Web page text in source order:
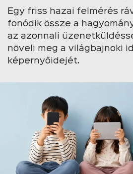
Egy friss hazai felmérés
fonódik össze a
az azonnali
növeli meg a világbajnoki
képernyőidejét.